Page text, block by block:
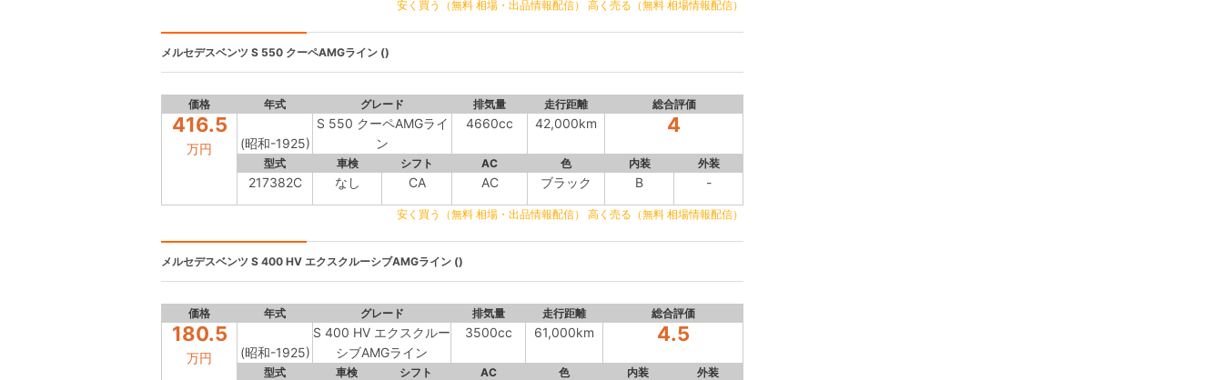
安く買う（無料 相場・出品情報配信） 高く売る（無料 相場情報配信）
メルセデスベンツ S 550 クーペAMGライン ()
価格 年式 グレード 排気量 走行距離 総合評価
416.5
万円 (昭和-1925)
S 550 クーペAMGライ
ン
4660cc 42,000km 4
型式 車検 シフト AC 色 内装 外装
217382C なし CA AC ブラック B -
安く買う（無料 相場・出品情報配信） 高く売る（無料 相場情報配信）
メルセデスベンツ S 400 HV エクスクルーシブAMGライン ()
価格 年式 グレード 排気量 走行距離 総合評価
180.5
万円 (昭和-1925)
S 400 HV エクスクルー
シブAMGライン
3500cc 61,000km 4.5
型式 車検 シフト AC 色 内装 外装